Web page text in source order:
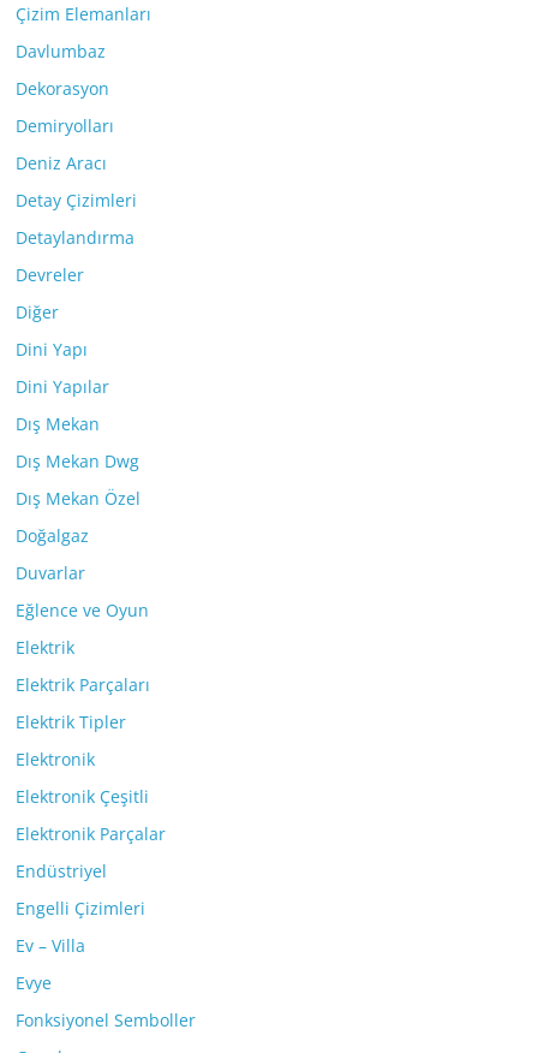
Çizim Elemanları
Davlumbaz
Dekorasyon
Demiryolları
Deniz Aracı
Detay Çizimleri
Detaylandırma
Devreler
Diğer
Dini Yapı
Dini Yapılar
Dış Mekan
Dış Mekan Dwg
Dış Mekan Özel
Doğalgaz
Duvarlar
Eğlence ve Oyun
Elektrik
Elektrik Parçaları
Elektrik Tipler
Elektronik
Elektronik Çeşitli
Elektronik Parçalar
Endüstriyel
Engelli Çizimleri
Ev – Villa
Evye
Fonksiyonel Semboller